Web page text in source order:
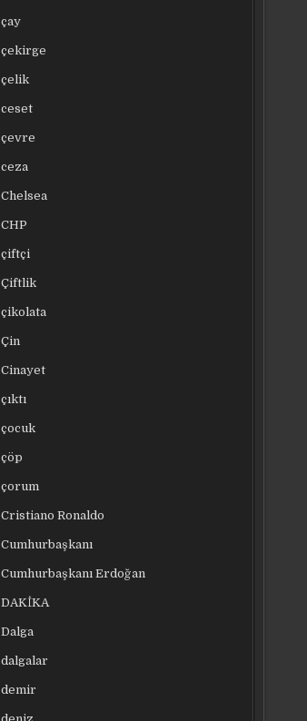
çay
çekirge
çelik
ceset
çevre
ceza
Chelsea
CHP
çiftçi
Çiftlik
çikolata
Çin
Cinayet
çıktı
çocuk
çöp
çorum
Cristiano Ronaldo
Cumhurbaşkanı
Cumhurbaşkanı Erdoğan
DAKİKA
Dalga
dalgalar
demir